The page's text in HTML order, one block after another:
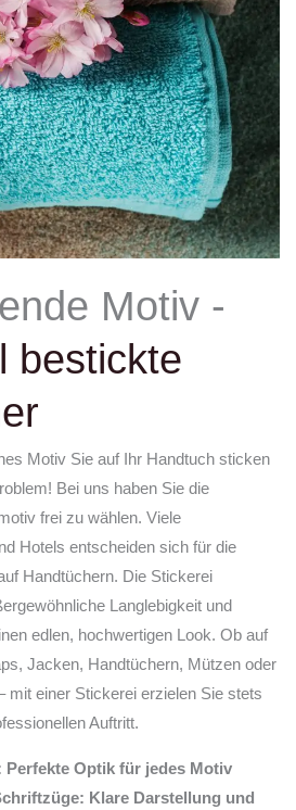
Motiv -
bestickte
Motiv Sie auf Ihr Handtuch sticken
Bei uns haben Sie die
frei zu wählen. Viele
Hotels entscheiden sich für die
Handtüchern. Die Stickerei
Langlebigkeit und
edlen, hochwertigen Look. Ob auf
Jacken, Handtüchern, Mützen oder
mit einer Stickerei erzielen Sie stets
Auftritt.
Optik für jedes Motiv
Klare Darstellung und